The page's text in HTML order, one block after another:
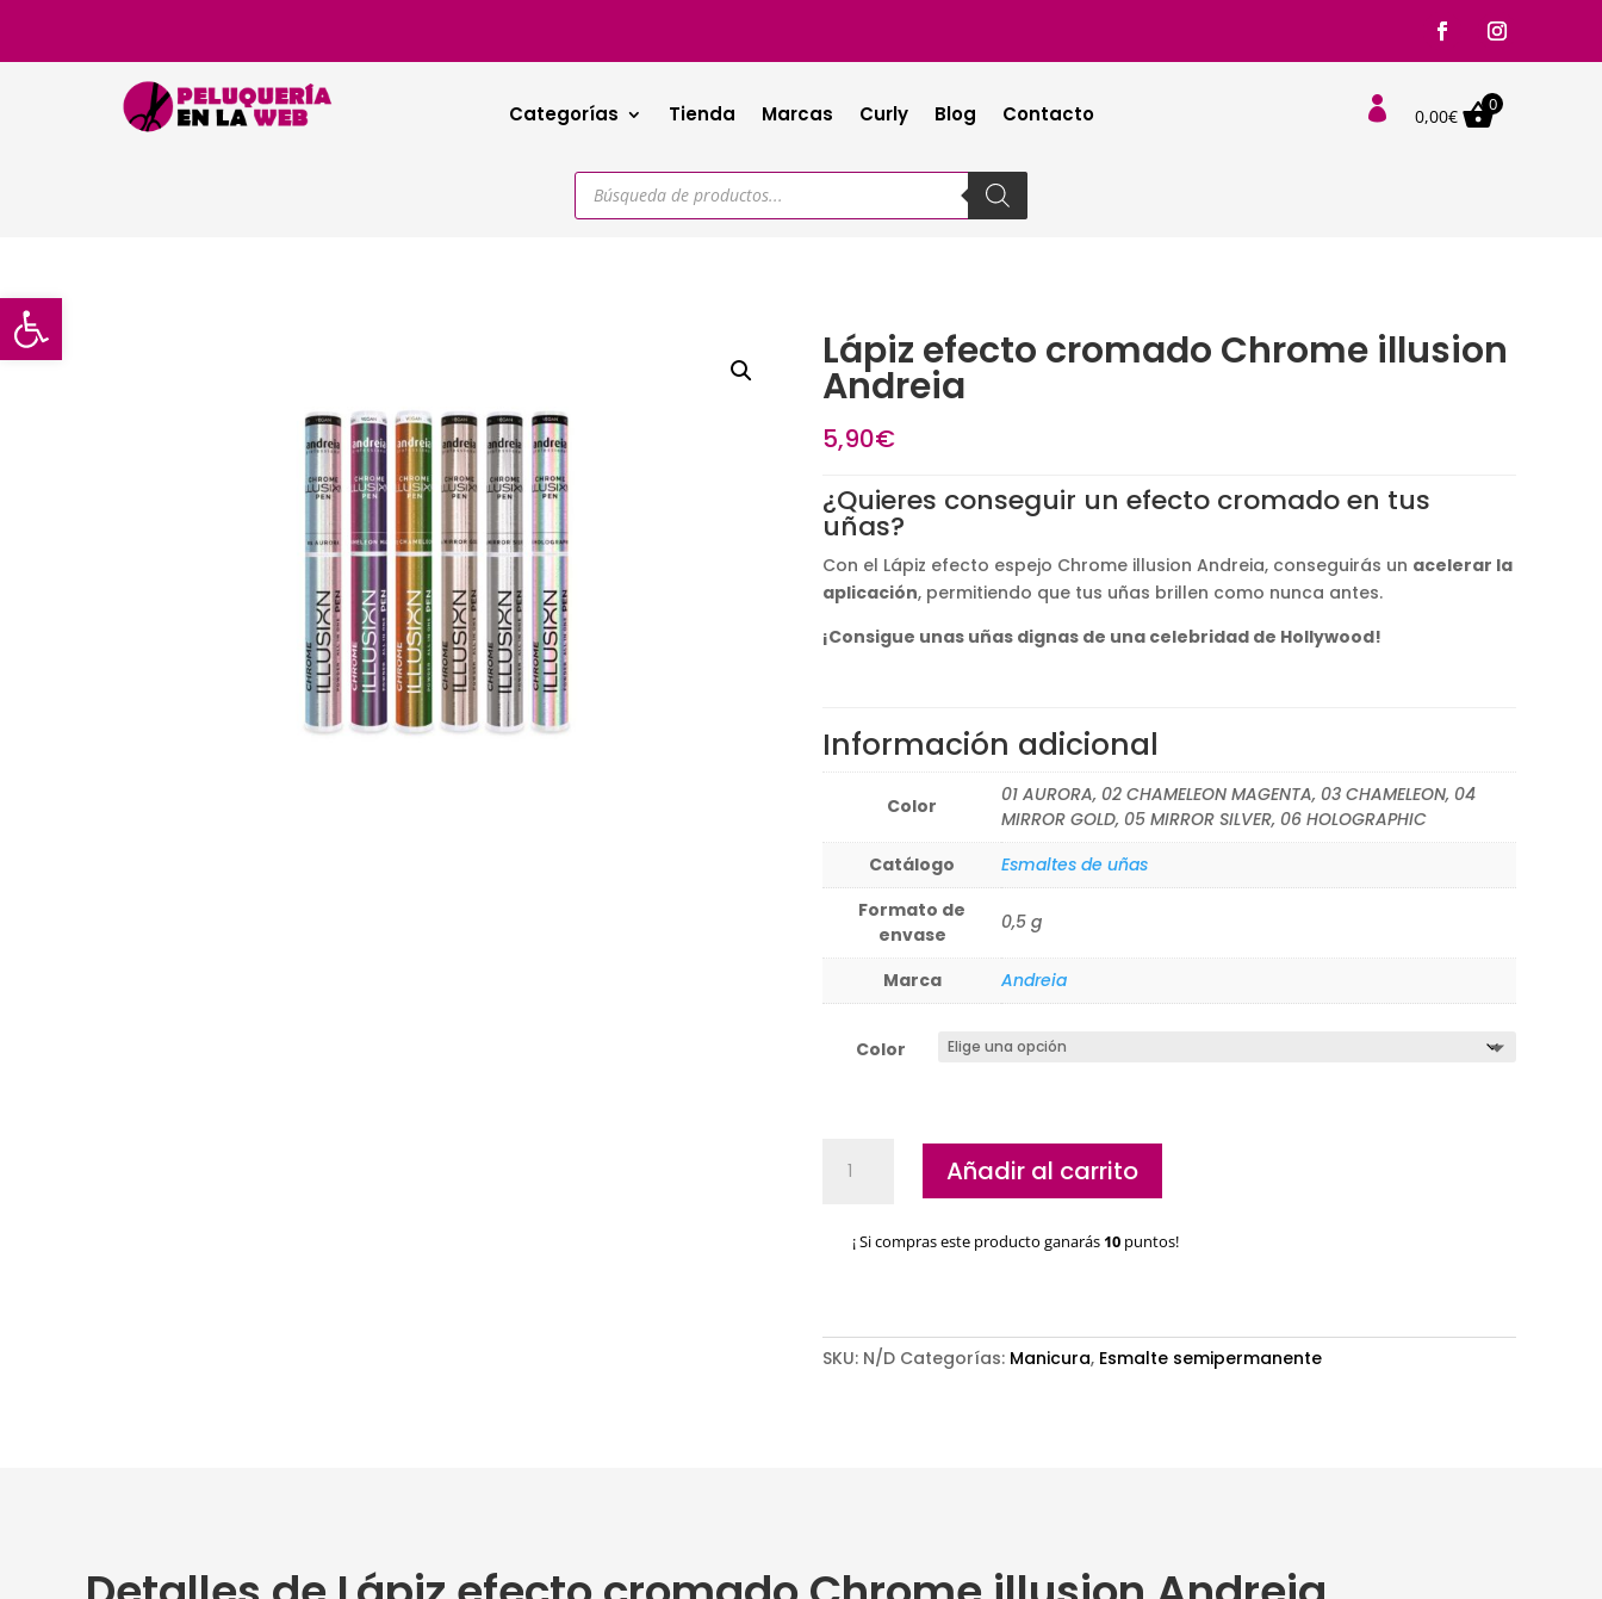
Abrir barra de herramientas
Categorías Tienda Marcas Curly Blog Contacto  0,00€
0
Búsqueda
productos
Lápiz efecto cromado Chrome illusion
Andreia
5,90€
¿Quieres conseguir un efecto cromado en tus
uñas?
Con el Lápiz efecto espejo Chrome illusion Andreia, conseguirás un acelerar la
aplicación, permitiendo que tus uñas brillen como nunca antes.
¡Consigue unas uñas dignas de una celebridad de Hollywood!
Información adicional
Color
01 AURORA, 02 CHAMELEON MAGENTA, 03 CHAMELEON, 04
MIRROR GOLD, 05 MIRROR SILVER, 06 HOLOGRAPHIC
Catálogo
Esmaltes de uñas
Formato de
envase
0,5 g
Marca Andreia
Color
efecto
Chrome
Añadir al carrito
¡ Si compras este producto ganarás 10 puntos!
SKU: N/D Categorías: Manicura, Esmalte semipermanente